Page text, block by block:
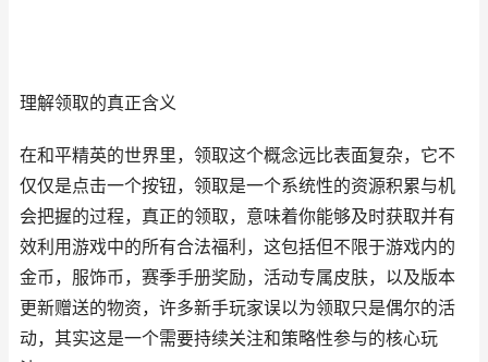
理解领取的真正含义
在和平精英的世界里，领取这个概念远比表面复杂，它不
仅仅是点击一个按钮，领取是一个系统性的资源积累与机
会把握的过程，真正的领取，意味着你能够及时获取并有
效利用游戏中的所有合法福利，这包括但不限于游戏内的
金币，服饰币，赛季手册奖励，活动专属皮肤，以及版本
更新赠送的物资，许多新手玩家误以为领取只是偶尔的活
动，其实这是一个需要持续关注和策略性参与的核心玩